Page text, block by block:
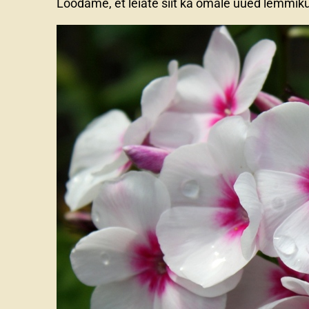
Loodame, et leiate siit ka omale uued